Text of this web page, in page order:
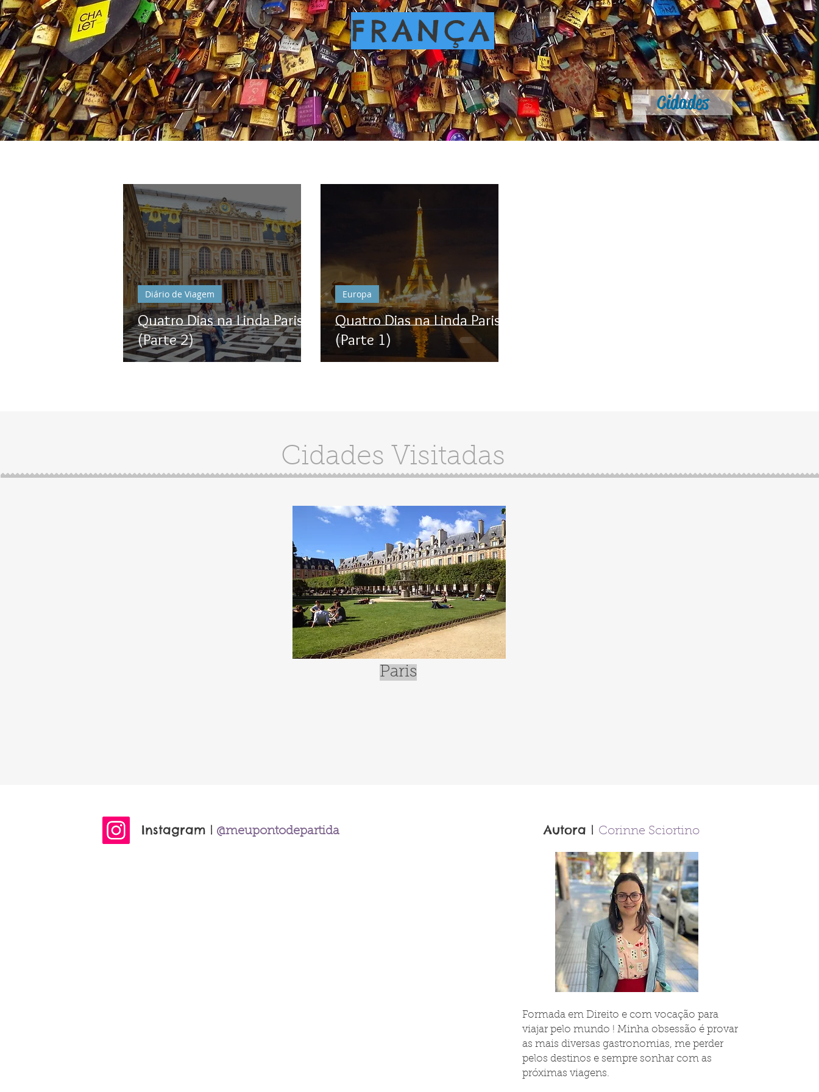
FRANÇA
Cidades
Quatro Dias na Linda Paris
(Parte 2)
Diário de Viagem
Quatro Dias na Linda Paris
(Parte 1)
Europa
Cidades Visitadas
Paris
Instagram | @meupontodepartida Autora | Corinne Sciortino
Formada em Direito e com vocação para
viajar pelo mundo ! Minha obsessão é provar
as mais diversas gastronomias, me perder
pelos destinos e sempre sonhar com as
próximas viagens.